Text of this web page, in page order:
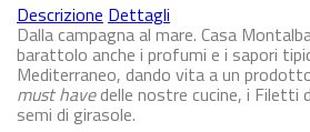
Descrizione Dettagli
Dalla campagna al mare. Casa
barattolo anche i profumi e i sapori
Mediterraneo, dando vita a un
must havedelle nostre cucine, i Filetti
semi di girasole.